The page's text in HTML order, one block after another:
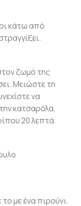
κάτω από
ζωμό της
Μειώστε τη
να
κατσαρόλα,
20 λεπτά.
με ένα πιρούνι.